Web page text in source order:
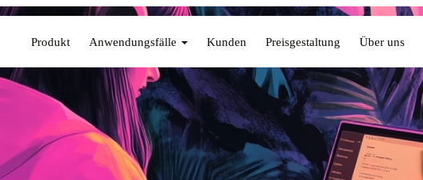
Produkt Anwendungsfälle Kunden Preisgestaltung Über uns